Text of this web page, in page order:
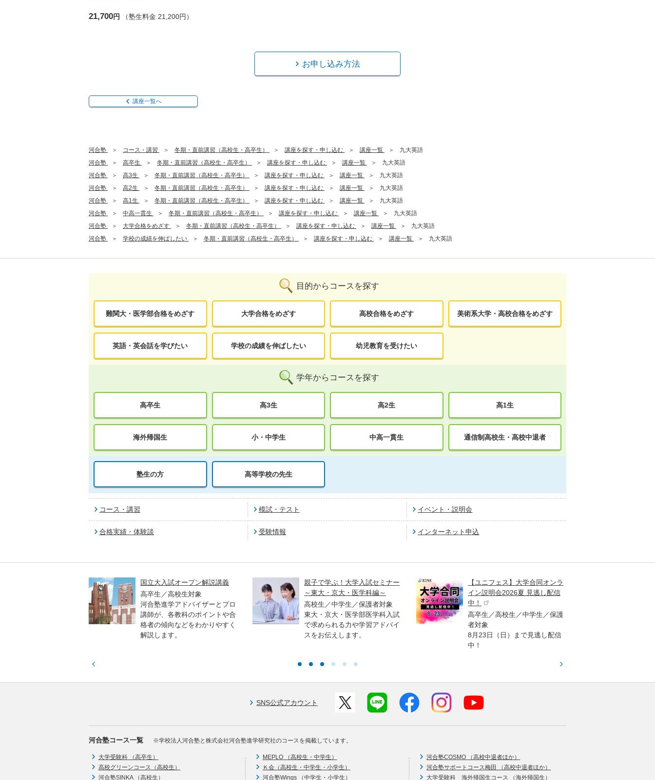
21,700円 （塾生料金 21,200円）
お申し込み方法
講座一覧へ
河合塾 コース・講習 冬期・直前講習（高校生・高卒生） 講座を探す・申し込む 講座一覧
九大英語
河合塾
高卒生 冬期・直前講習（高校生・高卒生） 講座を探す・申し込む 講座一覧
九大英語
河合塾
高3生 冬期・直前講習（高校生・高卒生） 講座を探す・申し込む 講座一覧
九大英語
河合塾
高2生 冬期・直前講習（高校生・高卒生） 講座を探す・申し込む 講座一覧
九大英語
河合塾
高1生 冬期・直前講習（高校生・高卒生） 講座を探す・申し込む 講座一覧
九大英語
河合塾
中高一貫生 冬期・直前講習（高校生・高卒生） 講座を探す・申し込む 講座一覧
九大英語
河合塾
大学合格をめざす 冬期・直前講習（高校生・高卒生） 講座を探す・申し込む 講座一覧
九大英語
河合塾
学校の成績を伸ばしたい 冬期・直前講習（高校生・高卒生） 講座を探す・申し込む 講座一覧 九大英語
目的からコースを探す
難関大・医学部合格をめざす 大学合格をめざす 高校合格をめざす 美術系大学・高校合格をめざす
英語・英会話を学びたい 学校の成績を伸ばしたい 幼児教育を受けたい
学年からコースを探す
高卒生 高3生 高2生 高1生
海外帰国生 小・中学生 中高一貫生 通信制高校生・高校中退者
塾生の方 高等学校の先生
コース・講習 模試・テスト イベント・説明会
合格実績・体験談 受験情報 インターネット申込
国立大入試オープン解説講義
高卒生／高校生対象
河合塾進学アドバイザーとプロ
講師が、各教科のポイントや合
格者の傾向などをわかりやすく
解説します。
親子で学ぶ！大学入試セミナー
～東大・京大・医学科編～
高校生／中学生／保護者対象
東大・京大・医学部医学科入試
で求められる力や学習アドバイ
スをお伝えします。
【ユニフェス】大学合同オンラ
イン説明会2026夏 見逃し配信
中！
高卒生／高校生／中学生／保護
者対象
8月23日（日）まで見逃し配信
中！
SNS公式アカウント
河合塾コース一覧 ※学校法人河合塾と株式会社河合塾進学研究社のコースを掲載しています。
大学受験科 （高卒生）
高校グリーンコース（高校生）
河合塾SINKA （高校生）
MEPLO （高校生・中学生）
Ｋ会（高校生・中学生・小学生）
河合塾Wings （中学生・小学生）
河合塾COSMO （高校中退者ほか）
河合塾サポートコース梅田 （高校中退者ほか）
大学受験科 海外帰国生コース （海外帰国生）